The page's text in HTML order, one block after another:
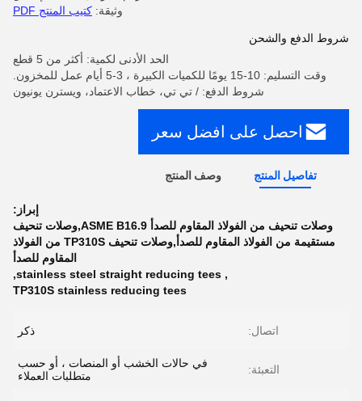
وثيقة: كتيب المنتج PDF
شروط الدفع والشحن
الحد الأدنى لكمية: أكثر من 5 قطع
وقت التسليم: 10-15 يومًا للكميات الكبيرة ، 3-5 أيام عمل للمخزون.
شروط الدفع: / تي تي، خطاب الاعتماد، ويسترن يونيون
احصل على افضل سعر
تفاصيل المنتج وصف المنتج
إبراز:
وصلات تنحيف من الفولاذ المقاوم للصدأ ASME B16.9,وصلات تنحيف
مستقيمة من الفولاذ المقاوم للصدأ,وصلات تنحيف TP310S من الفولاذ
المقاوم للصدأ
,
stainless steel straight reducing tees
,
TP310S stainless reducing tees
اتصال: ذكر
التعبئة:
في حالات الخشب أو المنصات ، أو حسب
متطلبات العملاء